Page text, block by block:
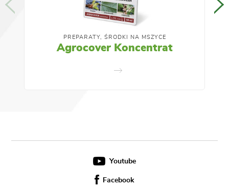
PREPARATY, ŚRODKI NA MSZYCE
Agrocover Koncentrat
Youtube
Facebook